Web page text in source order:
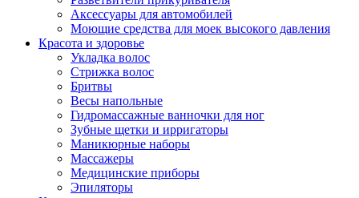
Аксессуары для автомобилей
Моющие средства для моек высокого давления
Красота и здоровье
Укладка волос
Стрижка волос
Бритвы
Весы напольные
Гидромассажные ванночки для ног
Зубные щетки и ирригаторы
Маникюрные наборы
Массажеры
Медицинские приборы
Эпиляторы